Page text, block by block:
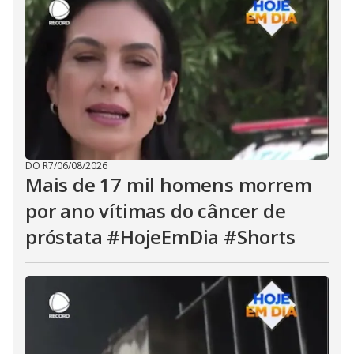
DO R7/06/08/2026
Mais de 17 mil homens morrem
por ano vítimas do câncer de
próstata #HojeEmDia #Shorts